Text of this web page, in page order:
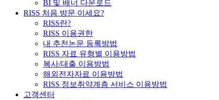
BI 및 배너 다운로드
RISS 처음 방문 이세요?
RISS란?
RISS 이용권한
내 추천논문 등록방법
RISS 자료 유형별 이용방법
복사/대출 이용방법
해외전자자료 이용방법
RISS 정보취약계층 서비스 이용방법
고객센터